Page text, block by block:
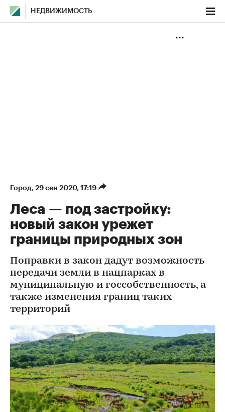
НЕДВИЖИМОСТЬ
Город⁠, 29 сен 2020, 17:19
Леса — под застройку:
новый закон урежет
границы природных зон
Поправки в закон дадут возможность
передачи земли в нацпарках в
муниципальную и госсобственность, а
также изменения границ таких
территорий